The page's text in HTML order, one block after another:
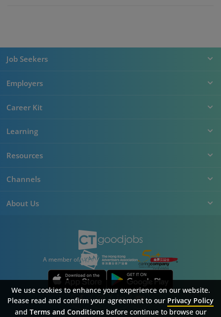
Job Seekers
Employers
Career Kit
Learning
Resources
Channels
About Us
A member of
SitemapFAQPrivacy PolicyTerms & Conditions
We use cookies to enhance your experience on our website.
Please read and confirm your agreement to our Privacy Policy
and Terms and Conditionsbefore continue to browse our